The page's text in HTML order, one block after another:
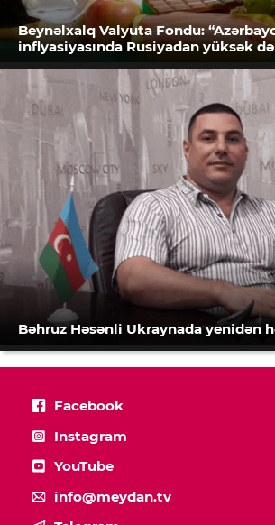
Beynəlxalq Valyuta Fondu:
inflyasiyasında Rusiyadan yüksək
Bəhruz Həsənli Ukraynada yenidən
Facebook
Instagram
YouTube
info@meydan.tv